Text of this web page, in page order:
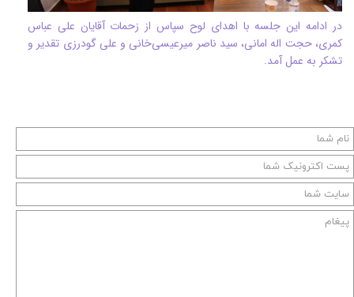
در ادامه این جلسه با اهدای لوح سپاس از زحمات آقایان علی عباس
کمری، حجت اله امانی، سید ناصر میرعیسی‌خانی و علی گودرزی تقدیر و
تشکر به عمل آمد.